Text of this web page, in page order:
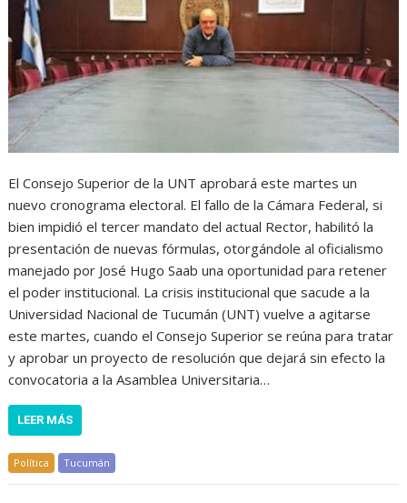
El Consejo Superior de la UNT aprobará este martes un
nuevo cronograma electoral. El fallo de la Cámara Federal, si
bien impidió el tercer mandato del actual Rector, habilitó la
presentación de nuevas fórmulas, otorgándole al oficialismo
manejado por José Hugo Saab una oportunidad para retener
el poder institucional. La crisis institucional que sacude a la
Universidad Nacional de Tucumán (UNT) vuelve a agitarse
este martes, cuando el Consejo Superior se reúna para tratar
y aprobar un proyecto de resolución que dejará sin efecto la
convocatoria a la Asamblea Universitaria…
LEER MÁS
Política Tucumán